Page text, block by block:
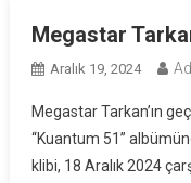
Megastar
Aralık 19, 2024
Megastar Tarkan’ın
“Kuantum 51”
klibi, 18 Aralık 2024